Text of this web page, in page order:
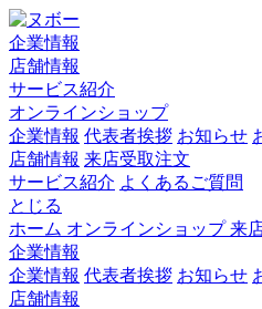
企業情報
店舗情報
サービス紹介
オンラインショップ
企業情報 代表者挨拶 お知らせ
店舗情報 来店受取注文
サービス紹介 よくあるご質問
とじる
ホーム オンラインショップ来
企業情報
企業情報 代表者挨拶 お知らせ
店舗情報